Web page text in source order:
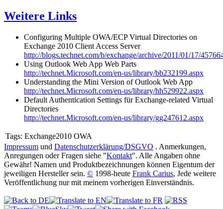
Weitere Links
Configuring Multiple OWA/ECP Virtual Directories on
Exchange 2010 Client Access Server
http://blogs.technet.com/b/exchange/archive/2011/01/17/
Using Outlook Web App Web Parts
http://technet.Microsoft.com/en-us/library/bb232199.aspx
Understanding the Mini Version of Outlook Web App
http://technet.Microsoft.com/en-us/library/hh529922.aspx
Default Authentication Settings für Exchange-related Virtual
Directories
http://technet.Microsoft.com/en-us/library/gg247612.aspx
Tags: Exchange2010 OWA
Impressum und Datenschutzerklärung/DSGVO . Anmerkungen,
Anregungen oder Fragen siehe "Kontakt". Alle Angaben ohne
Gewähr! Namen und Produktbezeichnungen können Eigentum der
jeweiligen Hersteller sein. © 1998-heute Frank Carius, Jede weitere
Veröffentlichung nur mit meinem vorherigen Einverständnis.